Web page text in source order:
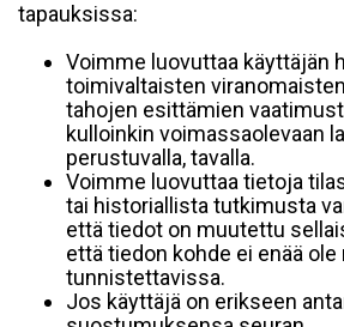
tapauksissa:
Voimme luovuttaa käyttäjän
toimivaltaisten
tahojen esittämien
kulloinkin voimassaolevaan
perustuvalla, tavalla.
Voimme luovuttaa tietoja
tai historiallista tutkimusta
että tiedot on muutettu
että tiedon kohde ei enää ole
tunnistettavissa.
Jos käyttäjä on erikseen